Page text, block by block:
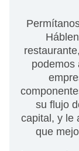
podemos
su flujo
capital, y le
que